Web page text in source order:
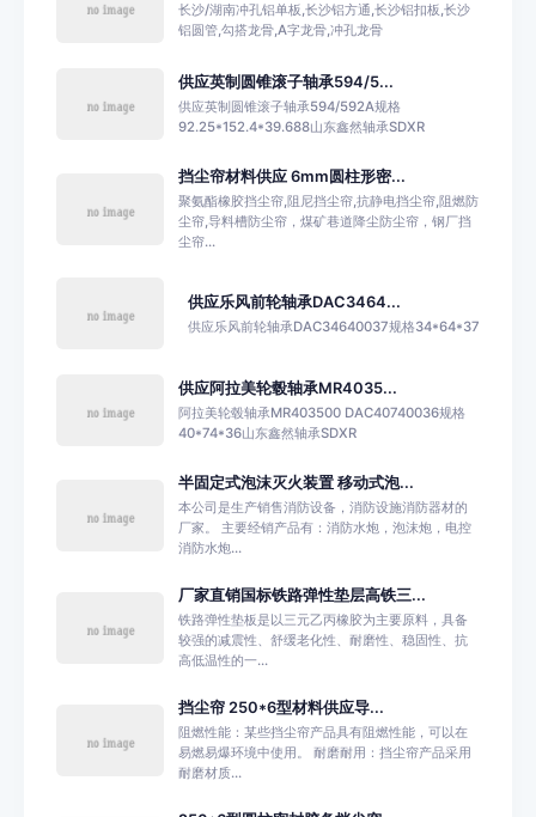
长沙/湖南冲孔铝单板,长沙铝方通,长沙铝扣板,长沙
铝圆管,勾搭龙骨,A字龙骨,冲孔龙骨
供应英制圆锥滚子轴承594/5...
供应英制圆锥滚子轴承594/592A规格
92.25*152.4*39.688山东鑫然轴承SDXR
挡尘帘材料供应 6mm圆柱形密...
聚氨酯橡胶挡尘帘,阻尼挡尘帘,抗静电挡尘帘,阻燃防
尘帘,导料槽防尘帘，煤矿巷道降尘防尘帘，钢厂挡
尘帘...
供应乐风前轮轴承DAC3464...
供应乐风前轮轴承DAC34640037规格34*64*37
供应阿拉美轮毂轴承MR4035...
阿拉美轮毂轴承MR403500 DAC40740036规格
40*74*36山东鑫然轴承SDXR
半固定式泡沫灭火装置 移动式泡...
本公司是生产销售消防设备，消防设施消防器材的
厂家。 主要经销产品有：消防水炮，泡沫炮，电控
消防水炮...
厂家直销国标铁路弹性垫层高铁三...
铁路弹性垫板是以三元乙丙橡胶为主要原料，具备
较强的减震性、舒缓老化性、耐磨性、稳固性、抗
高低温性的一...
挡尘帘 250*6型材料供应导...
阻燃性能：某些挡尘帘产品具有阻燃性能，可以在
易燃易爆环境中使用。 耐磨耐用：挡尘帘产品采用
耐磨材质...